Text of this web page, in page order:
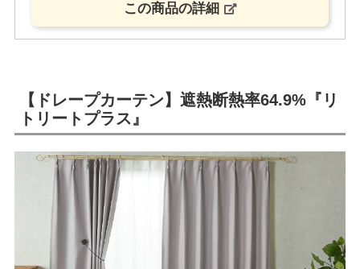
この商品の詳細
【ドレープカーテン】遮熱断熱率64.9%『リ
トリートプラス』